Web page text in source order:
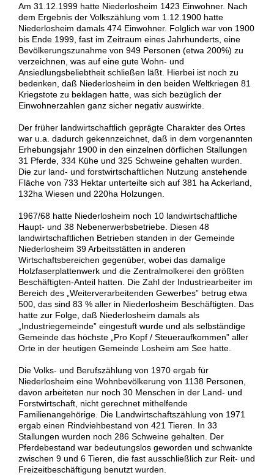
Am 31.12.1999 hatte Niederlosheim 1423 Einwohner. Nach
dem Ergebnis der Volkszählung vom 1.12.1900 hatte
Niederlosheim damals 474 Einwohner. Folglich war von 1900
bis Ende 1999, fast im Zeitraum eines Jahrhunderts, eine
Bevölkerungszunahme von 949 Personen (etwa 200%) zu
verzeichnen, was auf eine gute Wohn- und
Ansiedlungsbeliebtheit schließen läßt. Hierbei ist noch zu
bedenken, daß Niederlosheim in den beiden Weltkriegen 81
Kriegstote zu beklagen hatte, was sich bezüglich der
Einwohnerzahlen ganz sicher negativ auswirkte.
Der früher landwirtschaftlich geprägte Charakter des Ortes
war u.a. dadurch gekennzeichnet, daß in dem vorgenannten
Erhebungsjahr 1900 in den einzelnen dörflichen Stallungen
31 Pferde, 334 Kühe und 325 Schweine gehalten wurden.
Die zur land- und forstwirtschaftlichen Nutzung anstehende
Fläche von 733 Hektar unterteilte sich auf 381 ha Ackerland,
132ha Wiesen und 220ha Holzungen.
1967/68 hatte Niederlosheim noch 10 landwirtschaftliche
Haupt- und 38 Nebenerwerbsbetriebe. Diesen 48
landwirtschaftlichen Betrieben standen in der Gemeinde
Niederlosheim 39 Arbeitsstätten in anderen
Wirtschaftsbereichen gegenüber, wobei das damalige
Holzfaserplattenwerk und die Zentralmolkerei den größten
Beschäftigten-Anteil hatten. Die Zahl der Industriearbeiter im
Bereich des „Weiterverarbeitenden Gewerbes” betrug etwa
500, das sind 83 % aller in Niederlosheim Beschäftigten. Das
hatte zur Folge, daß Niederlosheim damals als
„Industriegemeinde” eingestuft wurde und als selbständige
Gemeinde das höchste „Pro Kopf / Steueraufkommen” aller
Orte in der heutigen Gemeinde Losheim am See hatte.
Die Volks- und Berufszählung von 1970 ergab für
Niederlosheim eine Wohnbevölkerung von 1138 Personen,
davon arbeiteten nur noch 30 Menschen in der Land- und
Forstwirtschaft, nicht gerechnet mithelfende
Familienangehörige. Die Landwirtschaftszählung von 1971
ergab einen Rindviehbestand von 421 Tieren. In 33
Stallungen wurden noch 286 Schweine gehalten. Der
Pferdebestand war bedeutungslos geworden und schwankte
zwischen 9 und 6 Tieren, die fast ausschließlich zur Reit- und
Freizeitbeschäftigung benutzt wurden.